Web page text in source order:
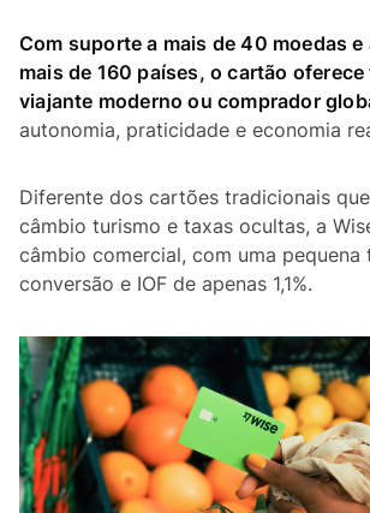
Com suporte a mais de 40 moedas e
mais de 160 países, o cartão
viajante moderno ou comprador
autonomia, praticidade e economia
Diferente dos cartões tradicionais
câmbio turismo e taxas ocultas, a
câmbio comercial, com uma pequena
conversão e IOF de apenas 1,1%.